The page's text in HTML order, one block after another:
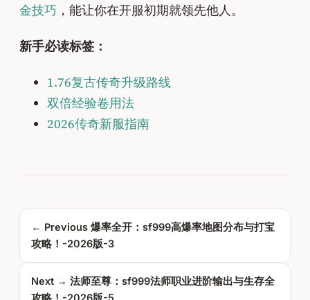
金技巧 ，能让你在开服初期就领先他人。
新手必读标签：
1.76复古传奇升级路线
双倍经验卷用法
2026传奇新服指南
← Previous 爆率全开：sf999高爆率地图分布与打宝
攻略！-2026版-3
Next → 法师至尊：sf999法师职业进阶输出与生存全